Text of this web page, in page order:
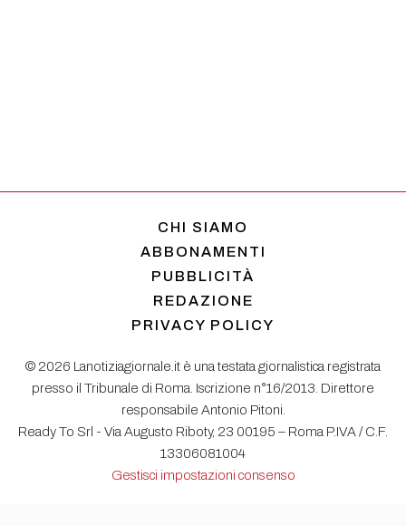
CHI SIAMO
ABBONAMENTI
PUBBLICITÀ
REDAZIONE
PRIVACY POLICY
© 2026 Lanotiziagiornale.it è una testata giornalistica registrata
presso il Tribunale di Roma. Iscrizione n°16/2013. Direttore
responsabile Antonio Pitoni.
Ready To Srl - Via Augusto Riboty, 23 00195 – Roma P.IVA / C.F.
13306081004
Gestisci impostazioni consenso